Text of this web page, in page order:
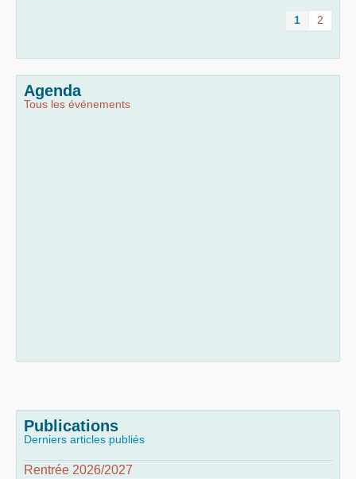
1 2
Agenda
Tous les événements
Publications
Derniers articles publiés
Rentrée 2026/2027